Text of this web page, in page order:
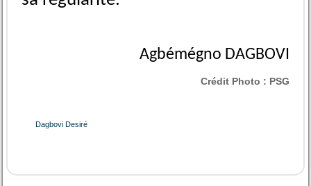
Agbémégno DAGBOVI
Crédit Photo : PSG
Dagbovi Desiré